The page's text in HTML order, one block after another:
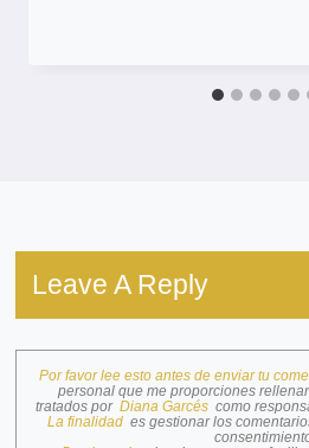
Leave A Reply
Por favor lee esto antes de enviar tu
personal que me proporciones
tratados por Diana Garcés como
La finalidad es gestionar los